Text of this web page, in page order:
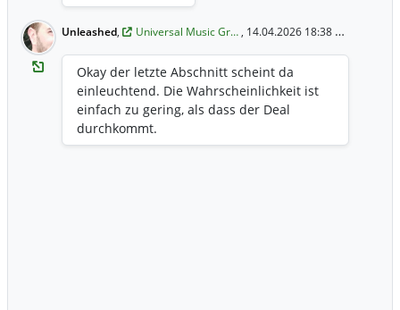
Unleashed, Universal Music Gr… , 14.04.2026 18:38 Uhr
Okay der letzte Abschnitt scheint da
einleuchtend. Die Wahrscheinlichkeit ist
einfach zu gering, als dass der Deal
durchkommt.